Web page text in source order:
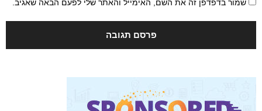
שמור בדפדפן זה את השם, האימייל והאתר שלי לפעם הבאה שאגיב.